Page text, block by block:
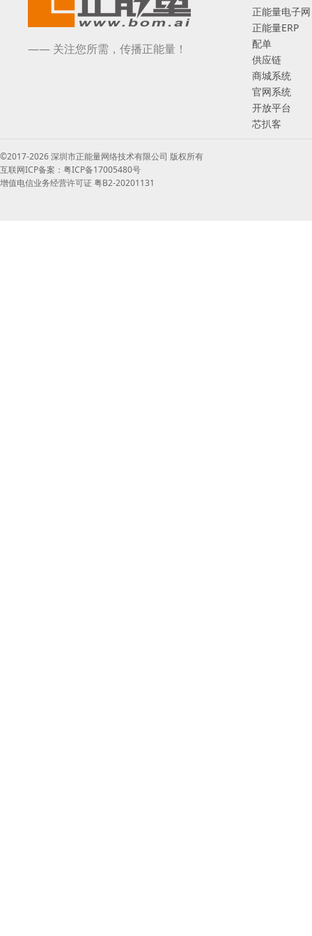
—— 关注您所需，传播正能量！
正能量电子网
正能量ERP
配单
供应链
商城系统
官网系统
开放平台
芯扒客
©2017-2026 深圳市正能量网络技术有限公司 版权所有
互联网ICP备案：粤ICP备17005480号
增值电信业务经营许可证 粤B2-20201131